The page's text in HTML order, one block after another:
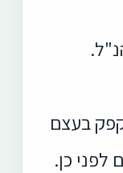
בעצם
לפני כן.